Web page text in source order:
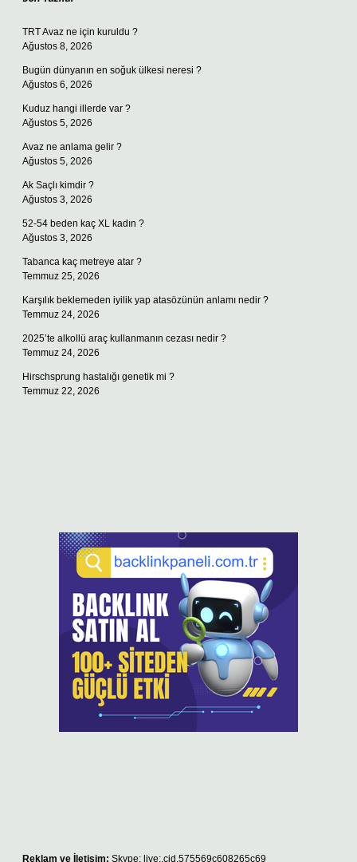
TRT Avaz ne için kuruldu ?
Ağustos 8, 2026
Bugün dünyanın en soğuk ülkesi neresi ?
Ağustos 6, 2026
Kuduz hangi illerde var ?
Ağustos 5, 2026
Avaz ne anlama gelir ?
Ağustos 5, 2026
Ak Saçlı kimdir ?
Ağustos 3, 2026
52-54 beden kaç XL kadın ?
Ağustos 3, 2026
Tabanca kaç metreye atar ?
Temmuz 25, 2026
Karşılık beklemeden iyilik yap atasözünün anlamı nedir ?
Temmuz 24, 2026
2025’te alkollü araç kullanmanın cezası nedir ?
Temmuz 24, 2026
Hirschsprung hastalığı genetik mi ?
Temmuz 22, 2026
Reklam ve İletişim: Skype: live:.cid.575569c608265c69